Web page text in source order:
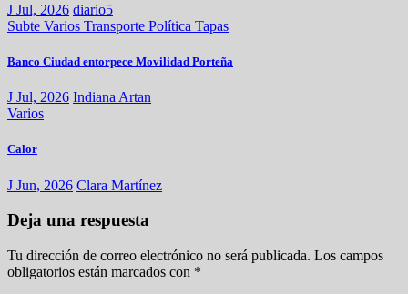
J Jul, 2026 diario5
Subte Varios Transporte Política Tapas
Banco Ciudad entorpece Movilidad Porteña
J Jul, 2026 Indiana Artan
Varios
Calor
J Jun, 2026 Clara Martínez
Deja una respuesta
Tu dirección de correo electrónico no será publicada. Los campos
obligatorios están marcados con *